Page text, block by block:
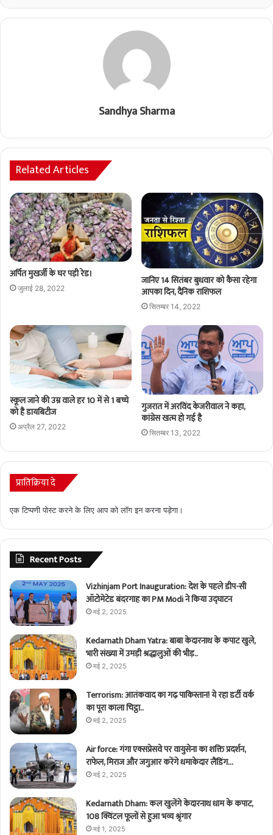
Sandhya Sharma
Related Articles
अर्पित मुखर्जी के घर पड़ी रेड।
जुलाई 28, 2022
जानिए 14 सितंबर बुधवार को कैसा रहेगा
आपका दिन, दैनिक राशिफल
सितम्बर 14, 2022
स्कूल जाने की उम्र वाले हर 10 में से 1 बच्चे
को है डायबिटीज
अप्रैल 27, 2022
गुजरात में अरविंद केजरीवाल ने कहा,
कांग्रेस खत्म हो गई है
सितम्बर 13, 2022
प्रातिक्रिया दे
एक टिप्पणी पोस्ट करने के लिए आप कोलॉग इनकरना पड़ेगा।
Recent Posts
Vizhinjam Port Inauguration: देश के पहले डीप-सी
ऑटोमेटेड बंदरगाह का PM Modi ने किया उद्घाटन
मई 2, 2025
Kedarnath Dham Yatra: बाबा केदारनाथ के कपाट खुले,
भारी संख्या में उमड़ी श्रद्धालुओं की भीड़..
मई 2, 2025
Terrorism: आतंकवाद का गढ़ पाकिस्तान! ये रहा डर्टी वर्क
का पूरा काला चिट्ठा..
मई 2, 2025
Air force: गंगा एक्सप्रेसवे पर वायुसेना का शक्ति प्रदर्शन,
राफेल, मिराज और जगुआर करेंगे धमाकेदार लैंडिंग…
मई 2, 2025
Kedarnath Dham: कल खुलेंगे केदारनाथ धाम के कपाट,
108 क्विंटल फूलों से हुआ भव्य श्रृंगार
मई 1, 2025